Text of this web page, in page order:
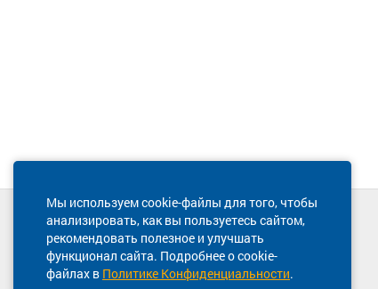
Мы используем cookie-файлы для того, чтобы
анализировать, как вы пользуетесь сайтом,
рекомендовать полезное и улучшать
функционал сайта. Подробнее о cookie-
файлах в Политике Конфиденциальности.
Техническая поддержка сайта
8 800 600-03-38